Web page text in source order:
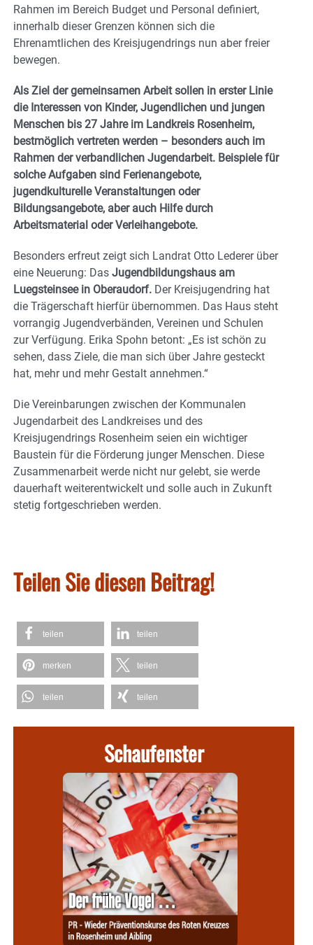
Rahmen im Bereich Budget und Personal definiert,
innerhalb dieser Grenzen können sich die
Ehrenamtlichen des Kreisjugendrings nun aber freier
bewegen.
Als Ziel der gemeinsamen Arbeit sollen in erster Linie
die Interessen von Kinder, Jugendlichen und jungen
Menschen bis 27 Jahre im Landkreis Rosenheim,
bestmöglich vertreten werden – besonders auch im
Rahmen der verbandlichen Jugendarbeit. Beispiele für
solche Aufgaben sind Ferienangebote,
jugendkulturelle Veranstaltungen oder
Bildungsangebote, aber auch Hilfe durch
Arbeitsmaterial oder Verleihangebote.
Besonders erfreut zeigt sich Landrat Otto Lederer über
eine Neuerung: Das Jugendbildungshaus am
Luegsteinsee in Oberaudorf. Der Kreisjugendring hat
die Trägerschaft hierfür übernommen. Das Haus steht
vorrangig Jugendverbänden, Vereinen und Schulen
zur Verfügung. Erika Spohn betont: „Es ist schön zu
sehen, dass Ziele, die man sich über Jahre gesteckt
hat, mehr und mehr Gestalt annehmen.“
Die Vereinbarungen zwischen der Kommunalen
Jugendarbeit des Landkreises und des
Kreisjugendrings Rosenheim seien ein wichtiger
Baustein für die Förderung junger Menschen. Diese
Zusammenarbeit werde nicht nur gelebt, sie werde
dauerhaft weiterentwickelt und solle auch in Zukunft
stetig fortgeschrieben werden.
Teilen Sie diesen Beitrag!
teilen teilen
merken teilen
teilen teilen
Schaufenster